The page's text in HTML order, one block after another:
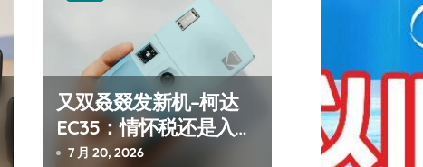
又双叒叕发新机–柯达
EC35：情怀税还是入门
神器？
7 月 20, 2026